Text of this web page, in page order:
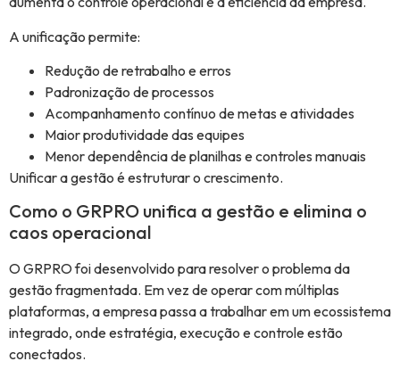
A unificação permite:
Redução de retrabalho e erros
Padronização de processos
Acompanhamento contínuo de metas e atividades
Maior produtividade das equipes
Menor dependência de planilhas e controles manuais
Unificar a gestão é estruturar o crescimento.
Como o GRPRO unifica a gestão e elimina o
caos operacional
O GRPRO foi desenvolvido para resolver o problema da
gestão fragmentada. Em vez de operar com múltiplas
plataformas, a empresa passa a trabalhar em um ecossistema
integrado, onde estratégia, execução e controle estão
conectados.